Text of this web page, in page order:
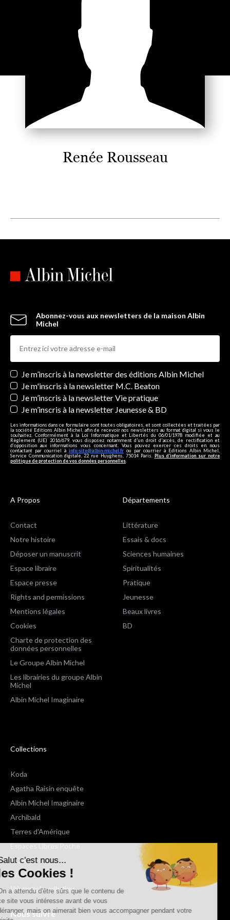
Salut c'est nous...
les Cookies !
On a attendu d'être sûrs que le contenu de
ce site vous intéresse avant de vous
déranger, mais on aimerait bien vous accompagner pendant votre
Renée Rousseau
Abonnez-vous aux newsletters de la maison Albin
Michel
Newsletters
Je m’inscris à la newsletter des éditions Albin Michel
Je m'inscris à la newsletter M.C. Beaton
Je m’inscris à la newsletter Vie pratique
Je m’inscris à la newsletter Jeunesse & BD
Les informations dans ce formulaire sont toutes obligatoires, et sont collectées et traitées par
la société Editions Albin Michel, afin de recevoir nos newsletters au format digital si vous le
souhaitez. Conformément à la Loi Informatique et Libertés du 06/01/1978 modifiée et au
Règlement (UE) 2016/679, vous disposez notamment d'un droit d'accès, de rectification et
d’opposition aux informations vous concernant. Vous pouvez exercer ces droits en nous
contactant par courriel à info-site@albin-michel.fr ou par courrier à Editions Albin Michel,
Service Communication digitale, 22 rue Huyghens, 75014 Paris. Plus d’information sur notre
politique de protection de vos données personnelles
A Propos
Contact
Notre histoire
Déposer un manuscrit
Espace libraire
Espace presse
Rights and permissions
Mentions légales
Cookies
Charte de protection des
données personnelles
Le Groupe Albin Michel
Les librairies du groupe Albin
Michel
Albin Michel Imaginaire
Départements
Littérature
Essais & docs
Sciences humaines
Spiritualités
Pratique
Jeunesse
Beaux livres
BD
Collections
Koda
Agatha Raisin enquête
Albin Michel Imaginaire
Archibald
Terres d'Amérique
Espaces Libres Poche
NOX
Wiz
Voir toutes les collections
Nous suivre